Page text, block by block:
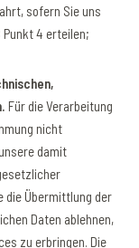
sofern Sie uns
4 erteilen;
Für die Verarbeitung
nicht
damit
die Übermittlung der
Daten ablehnen,
zu erbringen. Die